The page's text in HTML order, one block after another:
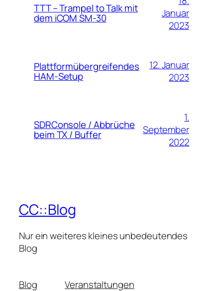
TTT – Trampel to Talk mit
dem iCOM SM-30
Januar
2023
Plattformübergreifendes
HAM-Setup
12. Januar
2023
SDRConsole / Abbrüche
beim TX / Buffer
1.
September
2022
CC::Blog
Nur ein weiteres kleines unbedeutendes
Blog
Blog
Veranstaltungen